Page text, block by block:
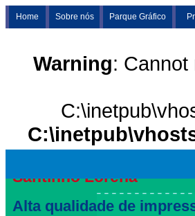
Home Sobre nós Parque Gráfico
Warning:
Santinho Lorena
Alta qualidade de